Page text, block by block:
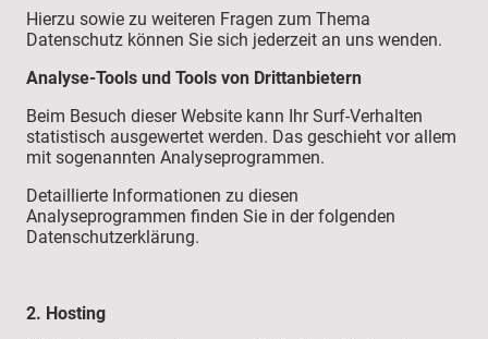
Hierzu sowie zu weiteren Fragen zum Thema
Datenschutz können Sie sich jederzeit an uns wenden.
Analyse-Tools und Tools von Dritt­anbietern
Beim Besuch dieser Website kann Ihr Surf-Verhalten
statistisch ausgewertet werden. Das geschieht vor allem
mit sogenannten Analyseprogrammen.
Detaillierte Informationen zu diesen
Analyseprogrammen finden Sie in der folgenden
Datenschutzerklärung.
2. Hosting